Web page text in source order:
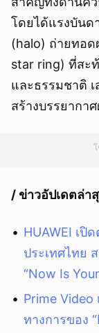
โดยได้แรงบันด
(halo) ถ่ายทอ
star ring) ที่สะ
และธรรมชาติ
สร้างบรรยากา
/ ข่าวอัปเดตล่า
HUAWEI เ
ประเทศไทย
“Now Is
Prime
ทางการของ